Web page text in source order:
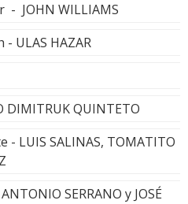
- JOHN WILLIAMS
- ULAS HAZAR
DIMITRUK QUINTETO
- LUIS SALINAS, TOMATITO
SERRANO y JOSÉ